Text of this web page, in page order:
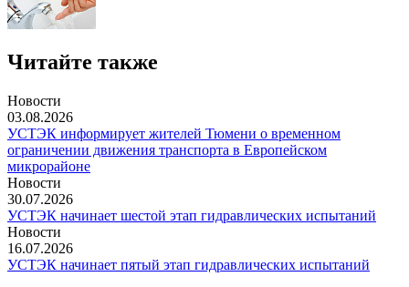
Читайте также
Новости
03.08.2026
УСТЭК информирует жителей Тюмени о временном
ограничении движения транспорта в Европейском
микрорайоне
Новости
30.07.2026
УСТЭК начинает шестой этап гидравлических испытаний
Новости
16.07.2026
УСТЭК начинает пятый этап гидравлических испытаний